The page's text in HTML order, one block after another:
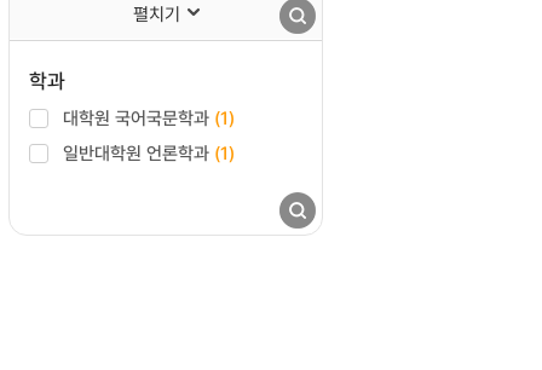
펼치기
학과
대학원 국어국문학과 (1)
일반대학원 언론학과 (1)